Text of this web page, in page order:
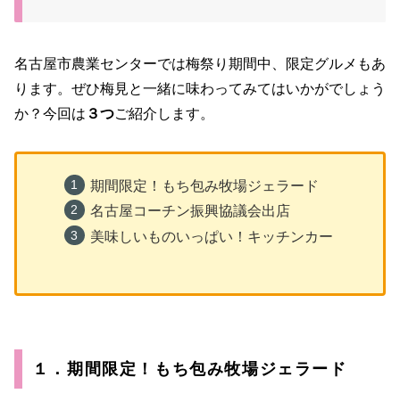
名古屋市農業センターでは梅祭り期間中、限定グルメもあ
ります。ぜひ梅見と一緒に味わってみてはいかがでしょう
か？今回は ３つご紹介します。
期間限定！もち包み牧場ジェラード
名古屋コーチン振興協議会出店
美味しいものいっぱい！キッチンカー
１．期間限定！もち包み牧場ジェラード